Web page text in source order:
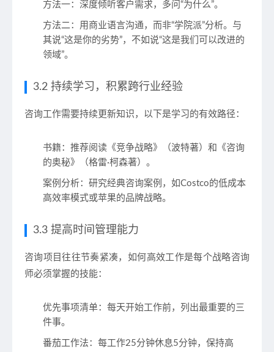
方法一：深度倾听客户需求，多问“为什么”。
方法二 ：用商业语言沟通，而非“学院派”分析。与
其说“这是你的劣势”，不如说“这是我们可以改进的
领域”。
3.2 持续学习，积累跨行业经验
咨询工作需要持续更新知识，以下是学习的有效路径：
书籍 ：推荐阅读《竞争战略》（波特著）和《咨询
的奥秘》（格雷·柯森著）。
案例分析：研究经典咨询案例，如Costco的低成本
高效率模式或苹果的品牌战略。
3.3 提高时间管理能力
咨询项目往往节奏紧凑，如何高效工作是每个战略咨询
师必须掌握的技能：
优先事项清单：每天开始工作前，列出最重要的三
件事。
番茄工作法 ：每工作25分钟休息5分钟，保持高